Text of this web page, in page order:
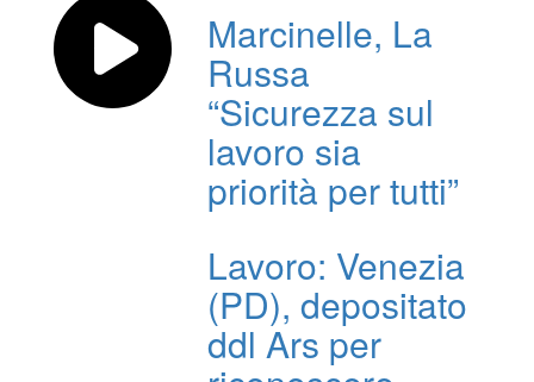
Marcinelle, La
Russa
“Sicurezza sul
lavoro sia
priorità per tutti”
Lavoro: Venezia
(PD), depositato
ddl Ars per